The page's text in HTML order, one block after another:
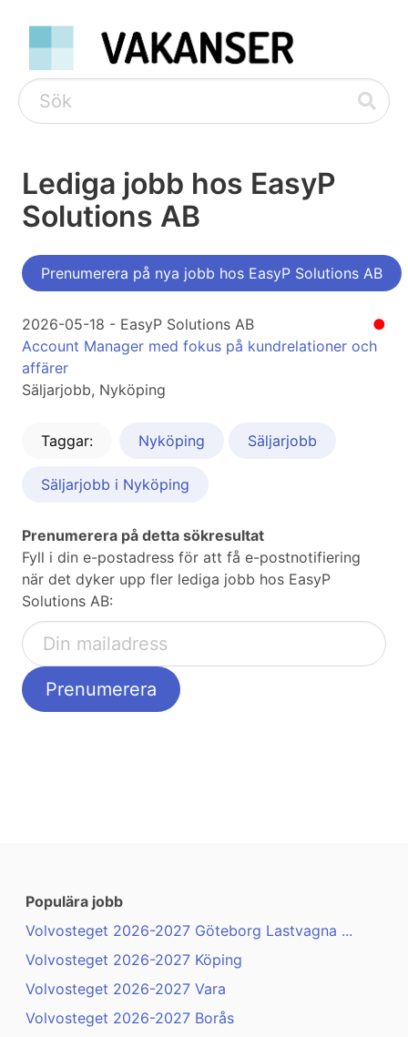
Lediga jobb hos EasyP
Solutions AB
Prenumerera på nya jobb hos EasyP Solutions AB
●
2026-05-18 - EasyP Solutions AB
Account Manager med fokus på kundrelationer och
affärer
Säljarjobb, Nyköping
Taggar: Nyköping Säljarjobb
Säljarjobb i Nyköping
Prenumerera på detta sökresultat
Fyll i din e-postadress för att få e-postnotifiering
när det dyker upp fler lediga jobb hos EasyP
Solutions AB:
Populära jobb
Volvosteget 2026-2027 Göteborg Lastvagna ...
Volvosteget 2026-2027 Köping
Volvosteget 2026-2027 Vara
Volvosteget 2026-2027 Borås